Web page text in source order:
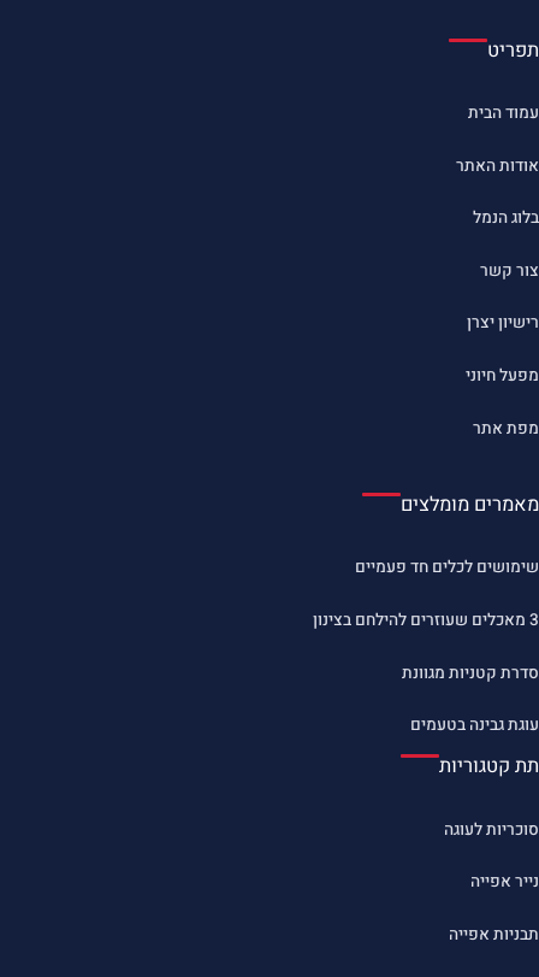
תפריט
עמוד הבית
אודות האתר
בלוג הנמל
צור קשר
רישיון יצרן
מפעל חיוני
מפת אתר
מאמרים מומלצים
שימושים לכלים חד פעמיים
3 מאכלים שעוזרים להילחם בצינון
סדרת קטניות מגוונת
עוגת גבינה בטעמים
תת קטגוריות
סוכריות לעוגה
נייר אפייה
תבניות אפייה